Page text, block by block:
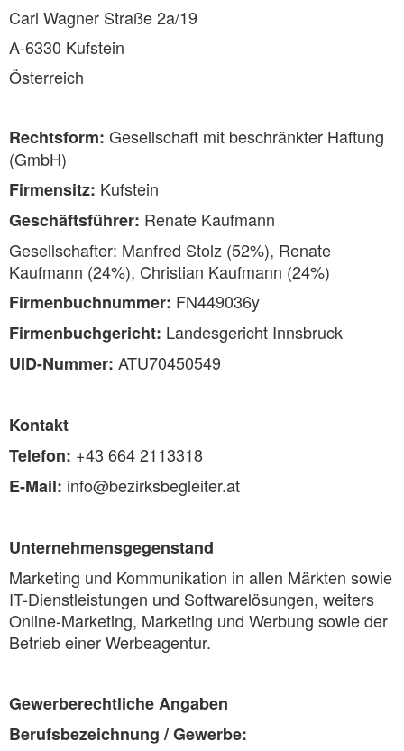
Carl Wagner Straße 2a/19
A-6330 Kufstein
Österreich
Rechtsform: Gesellschaft mit beschränkter Haftung
(GmbH)
Firmensitz: Kufstein
Geschäftsführer: Renate Kaufmann
Gesellschafter: Manfred Stolz (52%), Renate
Kaufmann (24%), Christian Kaufmann (24%)
Firmenbuchnummer: FN449036y
Firmenbuchgericht: Landesgericht Innsbruck
UID-Nummer: ATU70450549
Kontakt
Telefon: +43 664 2113318
E-Mail: info@bezirksbegleiter.at
Unternehmensgegenstand
Marketing und Kommunikation in allen Märkten sowie
IT-Dienstleistungen und Softwarelösungen, weiters
Online-Marketing, Marketing und Werbung sowie der
Betrieb einer Werbeagentur.
Gewerberechtliche Angaben
Berufsbezeichnung / Gewerbe: